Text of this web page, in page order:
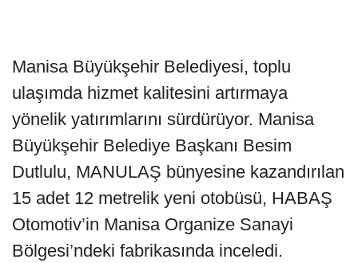
Manisa Büyükşehir Belediyesi, toplu
ulaşımda hizmet kalitesini artırmaya
yönelik yatırımlarını sürdürüyor. Manisa
Büyükşehir Belediye Başkanı Besim
Dutlulu, MANULAŞ bünyesine kazandırılan
15 adet 12 metrelik yeni otobüsü, HABAŞ
Otomotiv’in Manisa Organize Sanayi
Bölgesi’ndeki fabrikasında inceledi.